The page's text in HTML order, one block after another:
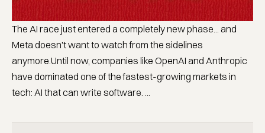
The AI race just entered a completely new phase... and
Meta doesn't want to watch from the sidelines
anymore.Until now, companies like OpenAI and Anthropic
have dominated one of the fastest-growing markets in
tech: AI that can write software. ...